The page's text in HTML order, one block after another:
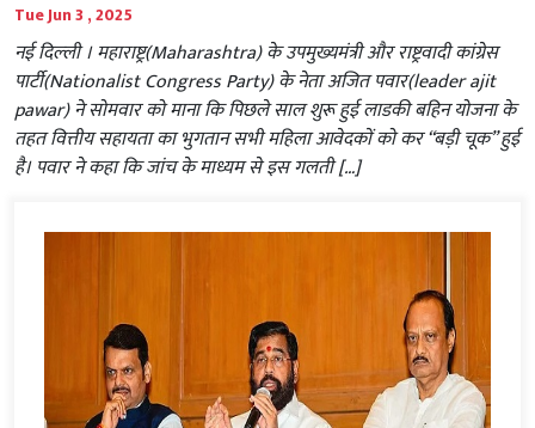
Tue Jun 3 , 2025
नई दिल्‍ली । महाराष्ट्र(Maharashtra) के उपमुख्यमंत्री और राष्ट्रवादी कांग्रेस
पार्टी(Nationalist Congress Party) के नेता अजित पवार(leader ajit
pawar) ने सोमवार को माना कि पिछले साल शुरू हुई लाडकी बहिन योजना के
तहत वित्तीय सहायता का भुगतान सभी महिला आवेदकों को कर “बड़ी चूक” हुई
है। पवार ने कहा कि जांच के माध्यम से इस गलती […]